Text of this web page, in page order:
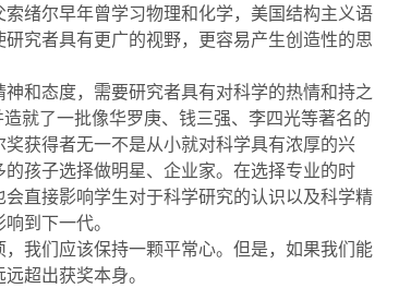
绪尔早年曾学习物理和化学，美国结构主义语
究者具有更广的视野，更容易产生创造性的思
和态度，需要研究者具有对科学的热情和持之
就了一批像华罗庚、钱三强、李四光等著名的
获得者无一不是从小就对科学具有浓厚的兴
孩子选择做明星、企业家。在选择专业的时
直接影响学生对于科学研究的认识以及科学精
到下一代。
我们应该保持一颗平常心。但是，如果我们能
超出获奖本身。